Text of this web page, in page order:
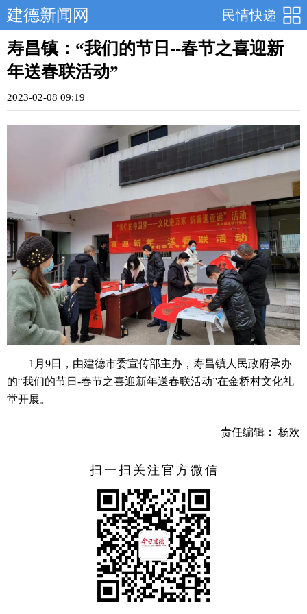
民情快递
建德新闻网
寿昌镇：“我们的节日--春节之喜迎新
年送春联活动”
2023-02-08 09:19
1月9日，由建德市委宣传部主办，寿昌镇人民政府承办
的“我们的节日-春节之喜迎新年送春联活动”在金桥村文化礼
堂开展。
责任编辑： 杨欢
扫一扫关注官方微信